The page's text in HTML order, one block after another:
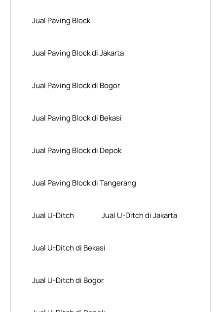
Jual Paving Block
Jual Paving Block di Jakarta
Jual Paving Block di Bogor
Jual Paving Block di Bekasi
Jual Paving Block di Depok
Jual Paving Block di Tangerang
Jual U-Ditch Jual U-Ditch di Jakarta
Jual U-Ditch di Bekasi
Jual U-Ditch di Bogor